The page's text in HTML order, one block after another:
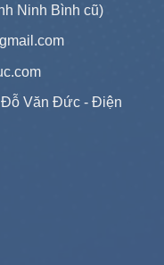
Ninh Bình cũ)
Đỗ Văn Đức - Điện